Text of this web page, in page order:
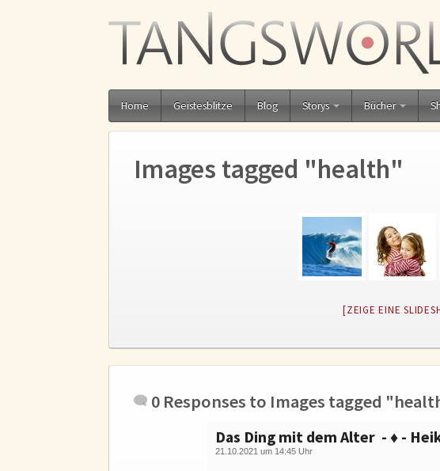
Home Geistesblitze Blog Storys Bücher
Images tagged "health"
[ZEIGE EINE
0 Responses to Images tagged
Das Ding mit dem Alter - ♦ -
21.10.2021 um 14:45 Uhr